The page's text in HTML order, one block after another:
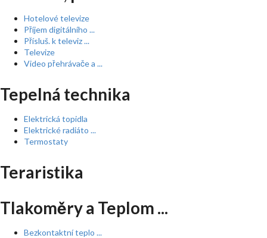
Hotelové televize
Příjem digitálního ...
Přísluš. k televiz ...
Televize
Video přehrávače a ...
Tepelná technika
Elektrická topidla
Elektrické radiáto ...
Termostaty
Teraristika
Tlakoměry a Teplom ...
Bezkontaktní teplo ...